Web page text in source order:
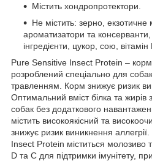
Містить хондропротектори.
Не містить: зерно, екзотичне
ароматизатори та
інгредієнти, цукор, сою, вітамін
Pure Sensitive Insect Protein – корм
розроблений спеціально для
травленням. Корм знижує ризик
Оптимальний вміст білка та жирів
собак без додаткового
містить високоякісний та
знижує ризик виникнення
Insect Protein міститься молозиво
D та C для підтримки імунітету,